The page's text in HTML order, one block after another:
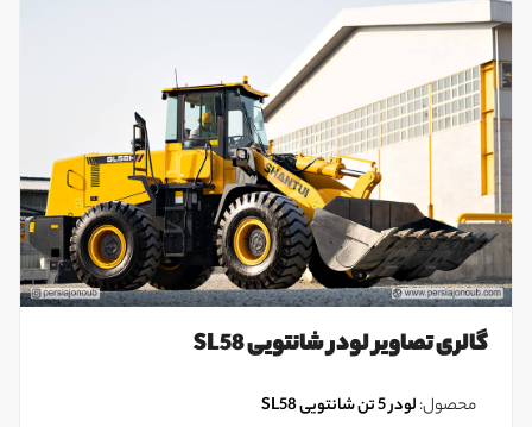
گالری تصاویر لودر شانتویی SL58
محصول:لودر 5 تن شانتویی SL58